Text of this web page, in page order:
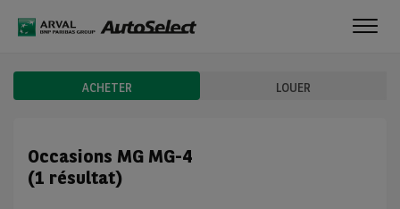
ACHETER LOUER
Occasions MG MG-4
(1 résultat)